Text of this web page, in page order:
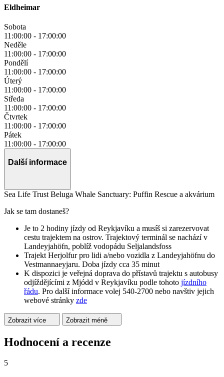
Eldheimar
Sobota
11:00:00 - 17:00:00
Neděle
11:00:00 - 17:00:00
Pondělí
11:00:00 - 17:00:00
Úterý
11:00:00 - 17:00:00
Středa
11:00:00 - 17:00:00
Čtvrtek
11:00:00 - 17:00:00
Pátek
11:00:00 - 17:00:00
Další informace
Sea Life Trust Beluga Whale Sanctuary: Puffin Rescue a akvárium
Jak se tam dostaneš?
Je to 2 hodiny jízdy od Reykjavíku a musíš si zarezervovat
cestu trajektem na ostrov. Trajektový terminál se nachází v
Landeyjahöfn, poblíž vodopádu Seljalandsfoss
Trajekt Herjolfur pro lidi a/nebo vozidla z Landeyjahöfnu do
Vestmannaeyjaru. Doba jízdy cca 35 minut
K dispozici je veřejná doprava do přístavů trajektu s autobusy
odjíždějícími z Mjódd v Reykjavíku podle tohoto jízdního
řádu. Pro další informace volej 540-2700 nebo navštiv jejich
webové stránky zde
Zobrazit více Zobrazit méně
Hodnocení a recenze
5